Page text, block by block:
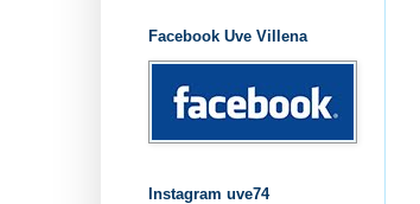
Facebook Uve Villena
Instagram uve74